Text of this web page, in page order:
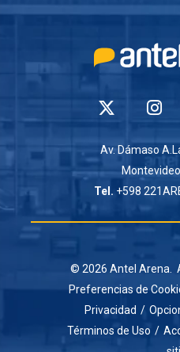
Av. Dámaso
Tel. +598
© 2026 Antel Arena.
Preferencias de
Privacidad /
Términos de Uso /